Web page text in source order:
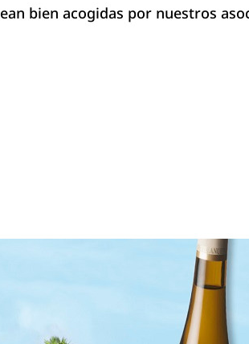
bien acogidas por nuestros